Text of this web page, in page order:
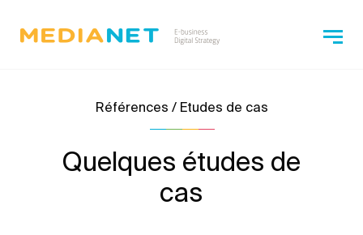
Références / Etudes de cas
Quelques études de
cas